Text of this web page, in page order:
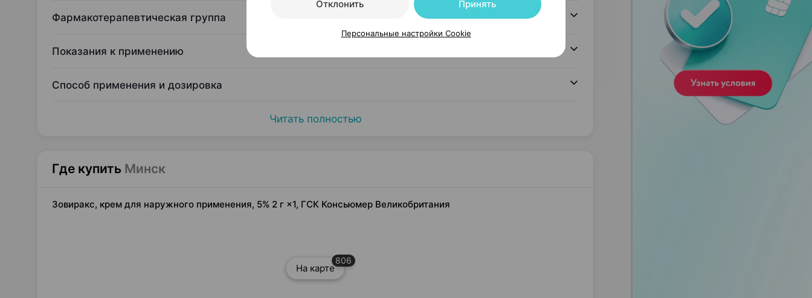
Фармакотерапевтическая группа
Показания к применению
Способ применения и дозировка
Читать полностью
Где купить Минск
Зовиракс, крем для наружного применения, 5% 2 г ×1, ГСК Консьюмер Великобритания
На карте
806
Отклонить Принять
Персональные настройки Cookie